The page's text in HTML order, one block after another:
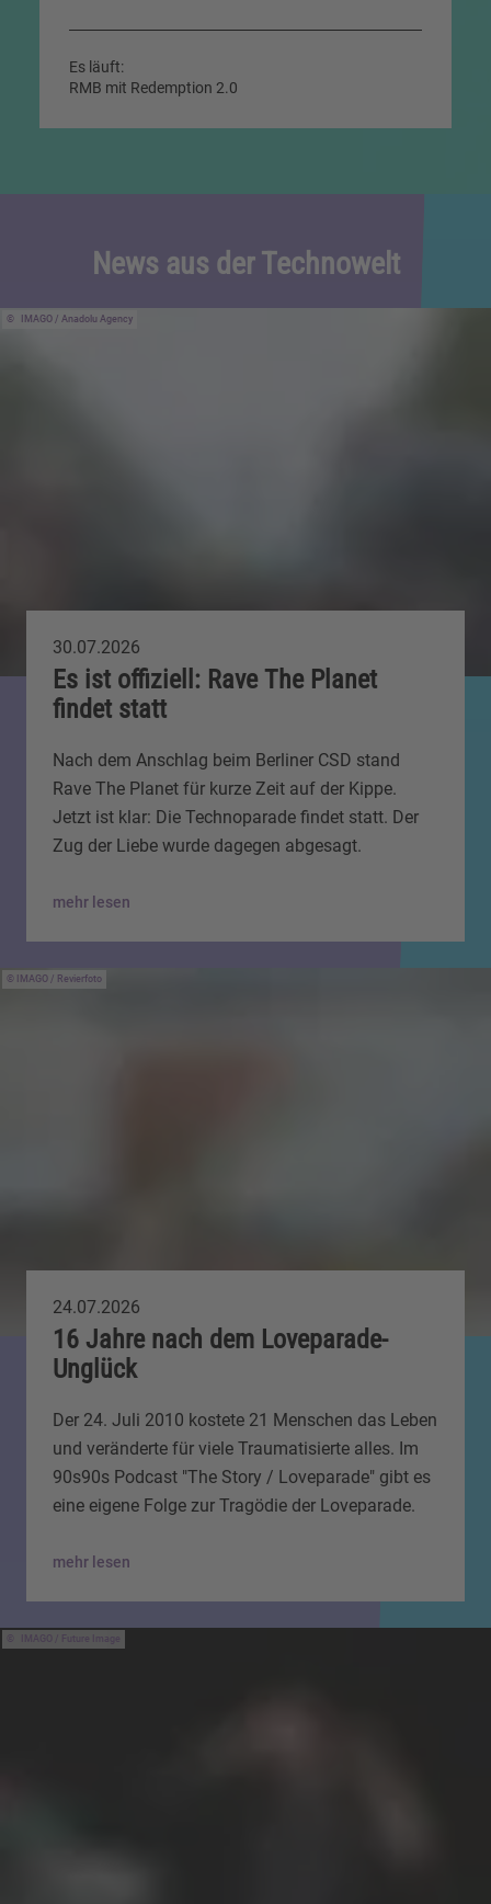
Es läuft:
RMB mit Redemption 2.0
News aus der Technowelt
IMAGO / Anadolu Agency
30.07.2026
Es ist offiziell: Rave The Planet
findet statt
Nach dem Anschlag beim Berliner CSD stand
Rave The Planet für kurze Zeit auf der Kippe.
Jetzt ist klar: Die Technoparade findet statt. Der
Zug der Liebe wurde dagegen abgesagt.
mehr lesen
IMAGO / Revierfoto
24.07.2026
16 Jahre nach dem Loveparade-
Unglück
Der 24. Juli 2010 kostete 21 Menschen das Leben
und veränderte für viele Traumatisierte alles. Im
90s90s Podcast "The Story / Loveparade" gibt es
eine eigene Folge zur Tragödie der Loveparade.
mehr lesen
IMAGO / Future Image